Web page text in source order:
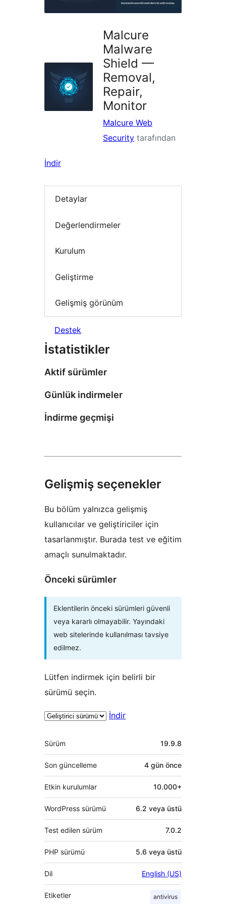
Malcure
Malware
Shield —
Removal,
Repair,
Monitor
Malcure Web
Security tarafından
İndir
Detaylar
Değerlendirmeler
Kurulum
Geliştirme
Gelişmiş görünüm
Destek
İstatistikler
Aktif sürümler
Günlük indirmeler
İndirme geçmişi
Gelişmiş seçenekler
Bu bölüm yalnızca gelişmiş
kullanıcılar ve geliştiriciler için
tasarlanmıştır. Burada test ve eğitim
amaçlı sunulmaktadır.
Önceki sürümler
Eklentilerin önceki sürümleri güvenli
veya kararlı olmayabilir. Yayındaki
web sitelerinde kullanılması tavsiye
edilmez.
Lütfen indirmek için belirli bir
sürümü seçin.
İndir
Meta
Sürüm 19.9.8
Son güncelleme 4 gün önce
Etkin kurulumlar 10.000+
WordPress sürümü 6.2 veya üstü
Test edilen sürüm 7.0.2
PHP sürümü 5.6 veya üstü
Dil English (US)
Etiketler antivirus